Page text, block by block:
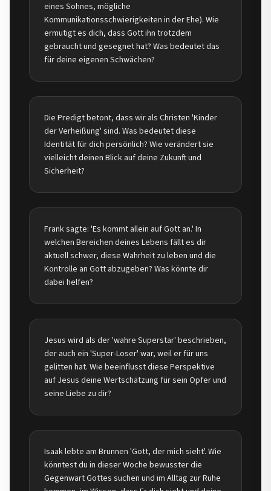
eines Sohnes, mögliche
Kommunikationsschwierigkeiten in der Ehe). Wie
ermutigt es dich, dass Gott ihn trotzdem
gebraucht und gesegnet hat? Was bedeutet das
für deine eigenen Schwächen?
Die Predigt betont, dass wir als Christen 'Kinder
der Verheißung' sind. Was bedeutet diese
Identität für dich persönlich? Wie verändert sie
vielleicht deinen Blick auf deine Zukunft und
Sicherheit?
Frank sagte: 'Es kommt allein auf Gott an.' In
welchen Bereichen deines Lebens fällt es dir
aktuell schwer, diese Wahrheit zu leben und die
Kontrolle an Gott abzugeben? Was könnte dir
dabei helfen?
Jesus wird als der 'wahre Superstar' beschrieben,
der auch ein 'Super-Loser' war, weil er für uns
gelitten hat. Wie beeinflusst diese Perspektive
auf Jesus deine Wertschätzung für sein Opfer und
seine Liebe zu dir?
Isaak lebte am Brunnen 'Gott, der mich sieht'. Wie
könntest du in dieser Woche bewusster die
Gegenwart Gottes suchen und im Alltag zur Ruhe